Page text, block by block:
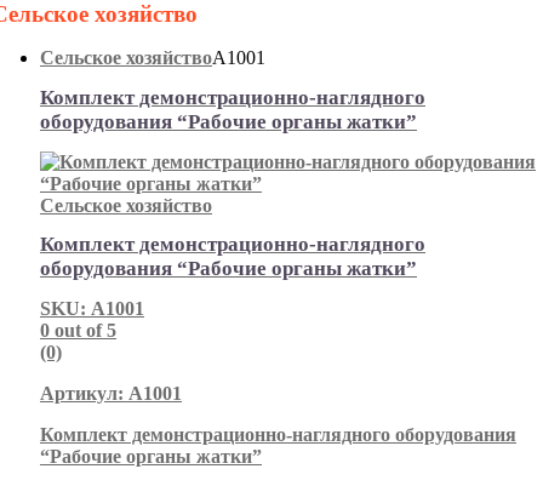
хозяйство
Сельское хозяйствоА1001
Комплект демонстрационно-наглядного
оборудования “Рабочие органы жатки”
Сельское хозяйство
Комплект демонстрационно-наглядного
оборудования “Рабочие органы жатки”
SKU: А1001
0 out of 5
(0)
Артикул: А1001
Комплект демонстрационно-наглядного оборудования
“Рабочие органы жатки”